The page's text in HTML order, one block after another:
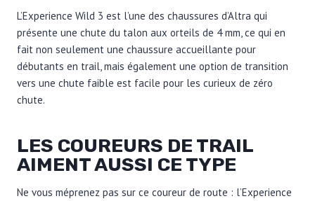
L’Experience Wild 3 est l’une des chaussures d’Altra qui
présente une chute du talon aux orteils de 4 mm, ce qui en
fait non seulement une chaussure accueillante pour
débutants en trail, mais également une option de transition
vers une chute faible est facile pour les curieux de zéro
chute.
LES COUREURS DE TRAIL
AIMENT AUSSI CE TYPE
Ne vous méprenez pas sur ce coureur de route : l’Experience